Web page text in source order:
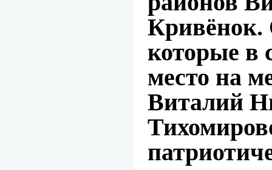
Кривёнок.
которые в
место на
Виталий